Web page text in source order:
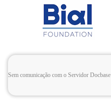
Sem comunicação com o Servidor Docbase